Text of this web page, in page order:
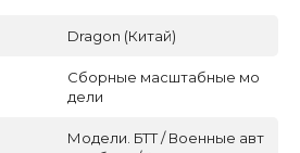
Dragon (Китай)
Сборные масштабные мо
дели
Модели. БТТ / Военные авт